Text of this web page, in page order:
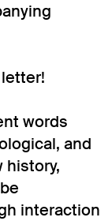
letter!
words
and
history,
interaction